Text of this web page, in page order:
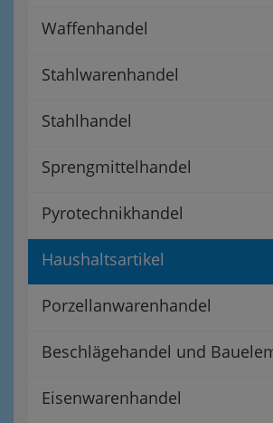
Waffenhandel
Stahlwarenhandel
Stahlhandel
Sprengmittelhandel
Pyrotechnikhandel
Haushaltsartikel
Porzellanwarenhandel
Beschlägehandel und
Eisenwarenhandel